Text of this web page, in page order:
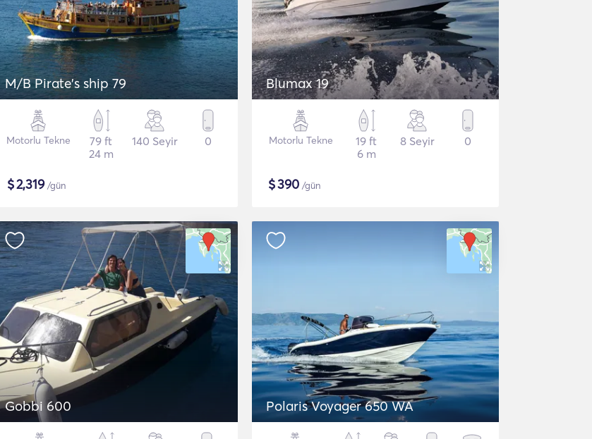
M/B Pirate's ship 79
Motorlu Tekne
79 ft
24 m
140 Seyir 0
$2,319/gün
Blumax 19
Motorlu Tekne
19 ft
6 m
8 Seyir 0
$390 /gün
Gobbi 600 Polaris Voyager 650 WA